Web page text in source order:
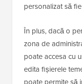
personalizat să
În plus, dacă o
zona de
poate accesa cu
edita fișierele